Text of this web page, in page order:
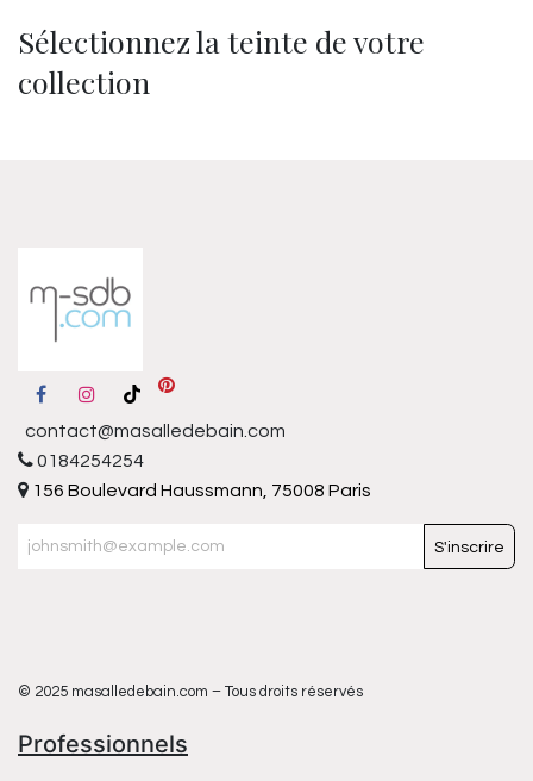
Sélectionnez la teinte de votre
collection
contact@masalledebain.com
0184254254
156 Boulevard Haussmann, 75008 Paris
S'inscrire
© 2025 masalledebain.com – Tous droits réservés
Professionnels